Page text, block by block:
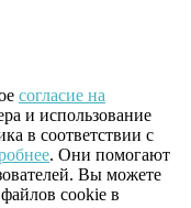
согласие на
и использование
в соответствии с
. Они помогают
Вы можете
cookie в